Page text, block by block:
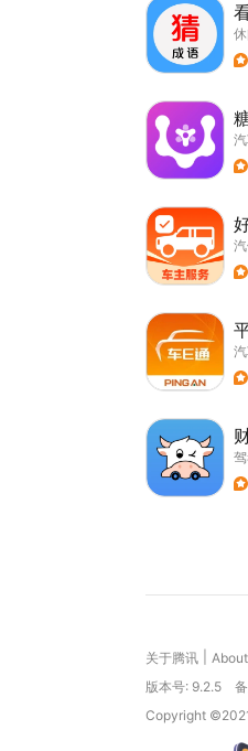
关于腾讯
版本号: 9.2.5
Copyright